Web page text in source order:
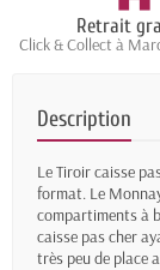
Retrait
Click & Collect à
Description
Le Tiroir caisse
format. Le
compartiments à
caisse pas cher
très peu de place